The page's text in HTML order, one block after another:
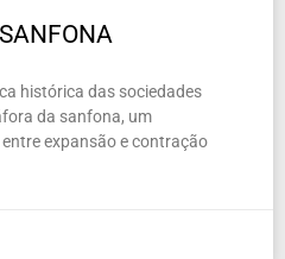
histórica das sociedades
da sanfona, um
expansão e contração